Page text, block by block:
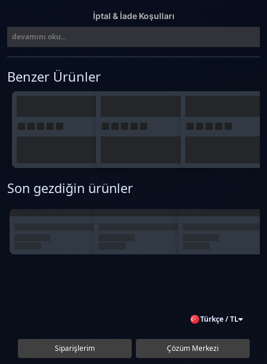
İptal & İade Koşulları
devamını oku...
Benzer Ürünler
Son gezdiğin ürünler
Türkçe / TL
Siparişlerim Çözüm Merkezi